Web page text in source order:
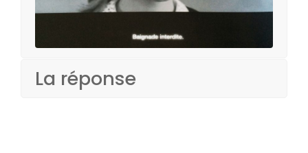
La réponse